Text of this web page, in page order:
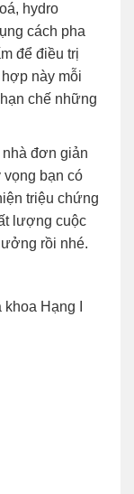
hydro
cách pha
để điều trị
này mỗi
chế những
đơn giản
vọng bạn có
triệu chứng
lượng cuộc
rồi nhé.
Hạng I